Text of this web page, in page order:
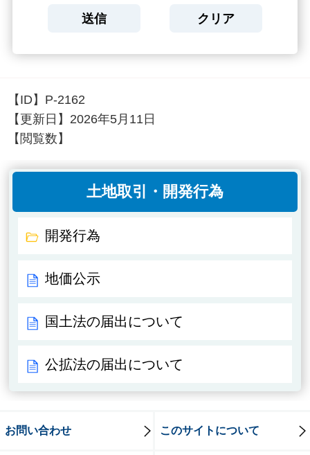
【ID】 P-2162
【更新日】 2026年5月11日
【閲覧数】
土地取引・開発行為
開発行為
地価公示
国土法の届出について
公拡法の届出について
お問い合わせ このサイトについて